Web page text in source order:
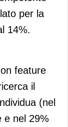
per la
14%.
feature
il
(nel
e nel 29%